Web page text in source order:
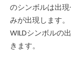
のシンボルは出
みが出現します。
WILDシンボルの
きます。